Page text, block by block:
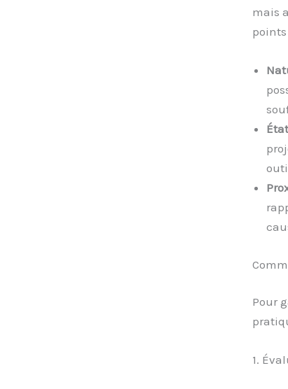
mais
Pour
1.